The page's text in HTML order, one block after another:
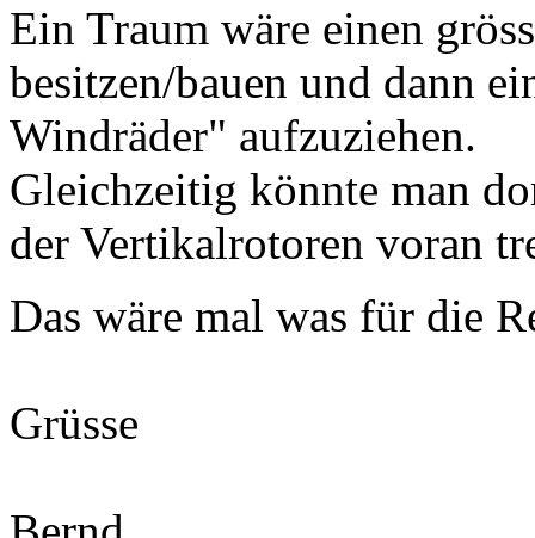
Ein Traum wäre einen
besitzen/bauen und dann
Windräder" aufzuziehen.
Gleichzeitig könnte man
der Vertikalrotoren voran
Das wäre mal was für die
Grüsse